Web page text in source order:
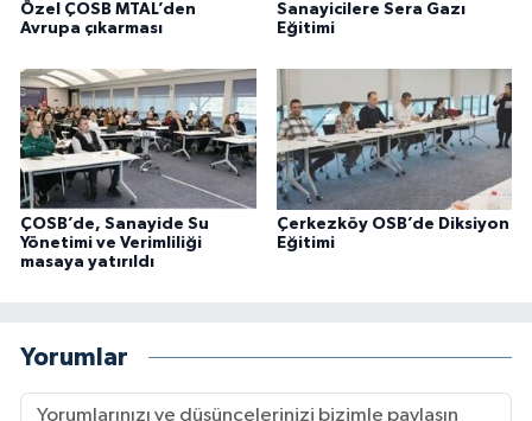
Özel ÇOSB MTAL’den
Avrupa çıkarması
Sanayicilere Sera Gazı
Eğitimi
ÇOSB’de, Sanayide Su
Yönetimi ve Verimliliği
masaya yatırıldı
Çerkezköy OSB’de Diksiyon
Eğitimi
Yorumlar